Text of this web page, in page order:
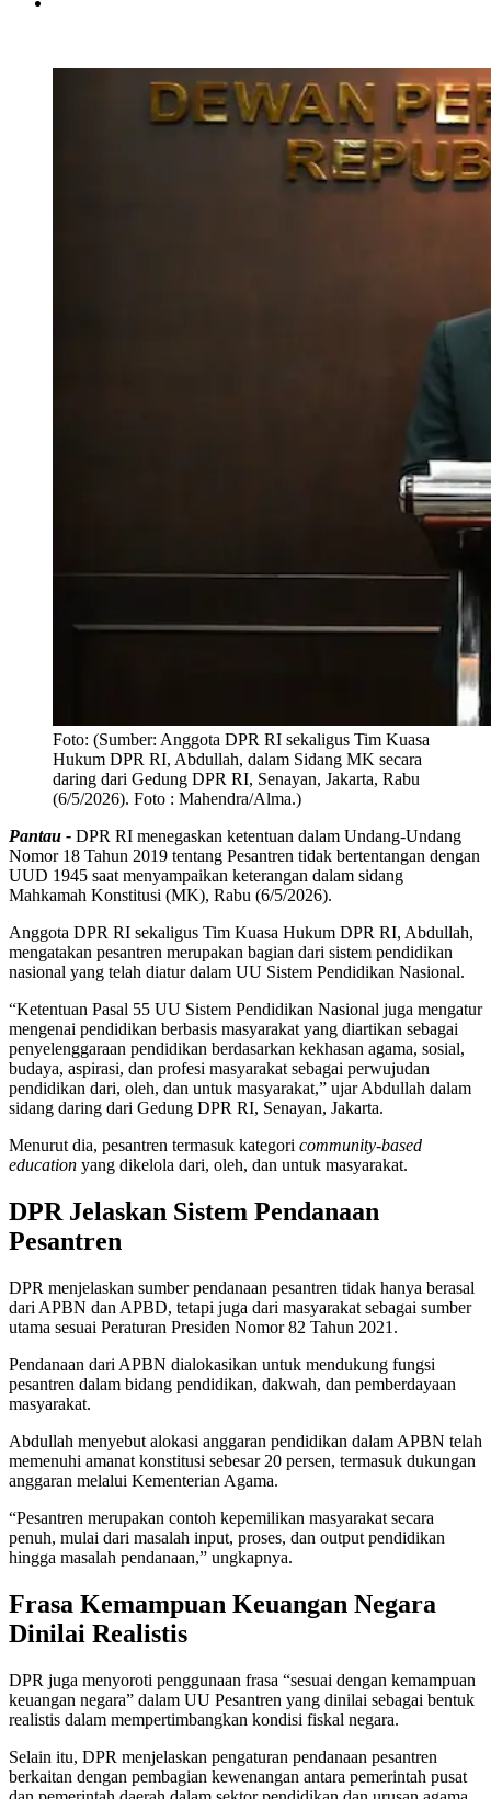
Foto: (Sumber: Anggota DPR RI sekaligus Tim Kuasa
Hukum DPR RI, Abdullah, dalam Sidang MK secara
daring dari Gedung DPR RI, Senayan, Jakarta, Rabu
(6/5/2026). Foto : Mahendra/Alma.)
Pantau - DPR RI menegaskan ketentuan dalam Undang-Undang
Nomor 18 Tahun 2019 tentang Pesantren tidak bertentangan dengan
UUD 1945 saat menyampaikan keterangan dalam sidang
Mahkamah Konstitusi (MK), Rabu (6/5/2026).
Anggota DPR RI sekaligus Tim Kuasa Hukum DPR RI, Abdullah,
mengatakan pesantren merupakan bagian dari sistem pendidikan
nasional yang telah diatur dalam UU Sistem Pendidikan Nasional.
“Ketentuan Pasal 55 UU Sistem Pendidikan Nasional juga mengatur
mengenai pendidikan berbasis masyarakat yang diartikan sebagai
penyelenggaraan pendidikan berdasarkan kekhasan agama, sosial,
budaya, aspirasi, dan profesi masyarakat sebagai perwujudan
pendidikan dari, oleh, dan untuk masyarakat,” ujar Abdullah dalam
sidang daring dari Gedung DPR RI, Senayan, Jakarta.
Menurut dia, pesantren termasuk kategori community-based
education yang dikelola dari, oleh, dan untuk masyarakat.
DPR Jelaskan Sistem Pendanaan
Pesantren
DPR menjelaskan sumber pendanaan pesantren tidak hanya berasal
dari APBN dan APBD, tetapi juga dari masyarakat sebagai sumber
utama sesuai Peraturan Presiden Nomor 82 Tahun 2021.
Pendanaan dari APBN dialokasikan untuk mendukung fungsi
pesantren dalam bidang pendidikan, dakwah, dan pemberdayaan
masyarakat.
Abdullah menyebut alokasi anggaran pendidikan dalam APBN telah
memenuhi amanat konstitusi sebesar 20 persen, termasuk dukungan
anggaran melalui Kementerian Agama.
“Pesantren merupakan contoh kepemilikan masyarakat secara
penuh, mulai dari masalah input, proses, dan output pendidikan
hingga masalah pendanaan,” ungkapnya.
Frasa Kemampuan Keuangan Negara
Dinilai Realistis
DPR juga menyoroti penggunaan frasa “sesuai dengan kemampuan
keuangan negara” dalam UU Pesantren yang dinilai sebagai bentuk
realistis dalam mempertimbangkan kondisi fiskal negara.
Selain itu, DPR menjelaskan pengaturan pendanaan pesantren
berkaitan dengan pembagian kewenangan antara pemerintah pusat